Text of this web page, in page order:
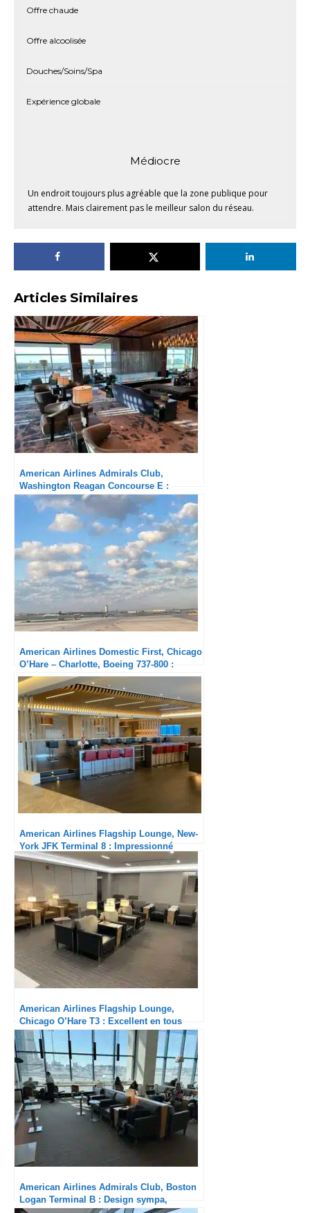
Offre chaude
Offre alcoolisée
Douches/Soins/Spa
Expérience globale
Médiocre
Un endroit toujours plus agréable que la zone publique pour
attendre. Mais clairement pas le meilleur salon du réseau.
Articles Similaires
American Airlines Admirals Club,
Washington Reagan Concourse E :
Superbe nouveau salon
American Airlines Domestic First, Chicago
O’Hare – Charlotte, Boeing 737-800 :
Basique
American Airlines Flagship Lounge, New-
York JFK Terminal 8 : Impressionné
American Airlines Flagship Lounge,
Chicago O’Hare T3 : Excellent en tous
points
American Airlines Admirals Club, Boston
Logan Terminal B : Design sympa,